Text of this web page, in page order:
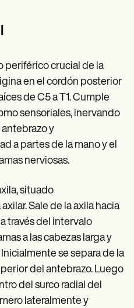
periférico crucial de la
en el cordón posterior
de C5 a T1. Cumple
sensoriales, inervando
antebrazo y
a partes de la mano y el
nerviosas.
situado
Sale de la axila hacia
través del intervalo
a las cabezas larga y
se separa de la
del antebrazo. Luego
del surco radial del
lateralmente y